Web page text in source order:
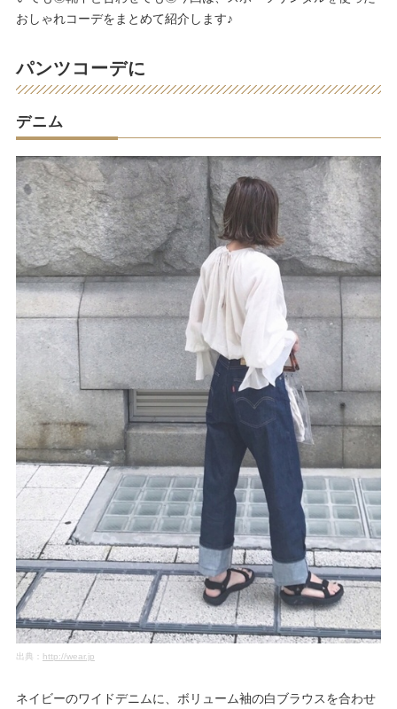
おしゃれコーデをまとめて紹介します♪
パンツコーデに
デニム
出典： http://wear.jp
ネイビーのワイドデニムに、ボリューム袖の白ブラウスを合わせ